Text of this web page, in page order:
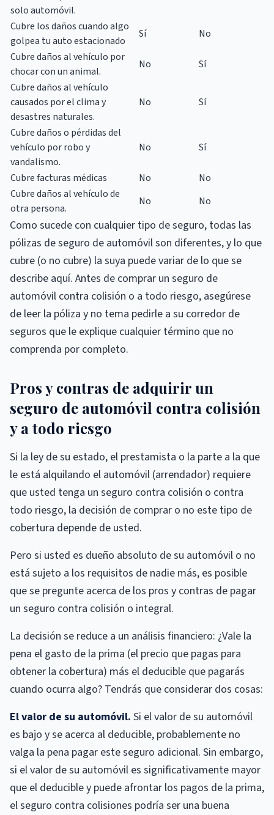
solo automóvil.
Cubre los daños cuando algo
golpea tu auto estacionado
Sí
No
Cubre daños al vehículo por
chocar con un animal.
No
Sí
Cubre daños al vehículo
causados ​​por el clima y
desastres naturales.
No Sí
Cubre daños o pérdidas del
vehículo por robo y
vandalismo.
No Sí
Cubre facturas médicas No
No
Cubre daños al vehículo de
otra persona.
No No
Como sucede con cualquier tipo de seguro, todas las
pólizas de seguro de automóvil son diferentes, y lo que
cubre (o no cubre) la suya puede variar de lo que se
describe aquí. Antes de comprar un seguro de
automóvil contra colisión o a todo riesgo, asegúrese
de leer la póliza y no tema pedirle a su corredor de
seguros que le explique cualquier término que no
comprenda por completo.
Pros y contras de adquirir un
seguro de automóvil contra colisión
y a todo riesgo
Si la ley de su estado, el prestamista o la parte a la que
le está alquilando el automóvil (arrendador) requiere
que usted tenga un seguro contra colisión o contra
todo riesgo, la decisión de comprar o no este tipo de
cobertura depende de usted.
Pero si usted es dueño absoluto de su automóvil o no
está sujeto a los requisitos de nadie más, es posible
que se pregunte acerca de los pros y contras de pagar
un seguro contra colisión o integral.
La decisión se reduce a un análisis financiero: ¿Vale la
pena el gasto de la prima (el precio que pagas para
obtener la cobertura) más el deducible que pagarás
cuando ocurra algo? Tendrás que considerar dos cosas:
El valor de su automóvil. Si el valor de su automóvil
es bajo y se acerca al deducible, probablemente no
valga la pena pagar este seguro adicional. Sin embargo,
si el valor de su automóvil es significativamente mayor
que el deducible y puede afrontar los pagos de la prima,
el seguro contra colisiones podría ser una buena